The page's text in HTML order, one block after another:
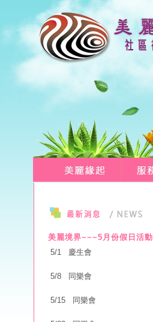
美麗境界~~~5月份假日活動
5/1 慶生會
5/8 同樂會
5/15 同樂會